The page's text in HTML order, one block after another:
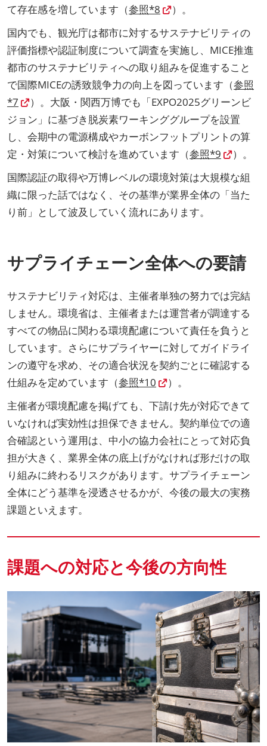
て存在感を増しています（参照*8
）。
国内でも、観光庁は都市に対するサステナビリティの
評価指標や認証制度について調査を実施し、MICE推進
都市のサステナビリティへの取り組みを促進すること
で国際MICEの誘致競争力の向上を図っています（参照
*7
）。大阪・関西万博でも「EXPO2025グリーンビ
ジョン」に基づき脱炭素ワーキンググループを設置
し、会期中の電源構成やカーボンフットプリントの算
定・対策について検討を進めています（参照*9
）。
国際認証の取得や万博レベルの環境対策は大規模な組
織に限った話ではなく、その基準が業界全体の「当た
り前」として波及していく流れにあります。
サプライチェーン全体への要請
サステナビリティ対応は、主催者単独の努力では完結
しません。環境省は、主催者または運営者が調達する
すべての物品に関わる環境配慮について責任を負うと
しています。さらにサプライヤーに対してガイドライ
ンの遵守を求め、その適合状況を契約ごとに確認する
仕組みを定めています（参照*10
）。
主催者が環境配慮を掲げても、下請け先が対応できて
いなければ実効性は担保できません。契約単位での適
合確認という運用は、中小の協力会社にとって対応負
担が大きく、業界全体の底上げがなければ形だけの取
り組みに終わるリスクがあります。サプライチェーン
全体にどう基準を浸透させるかが、今後の最大の実務
課題といえます。
課題への対応と今後の方向性